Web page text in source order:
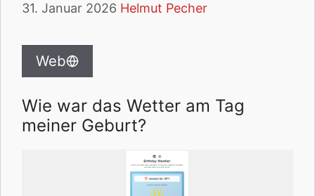
31. Januar 2026 Helmut Pecher
Web
Wie war das Wetter am Tag
meiner Geburt?